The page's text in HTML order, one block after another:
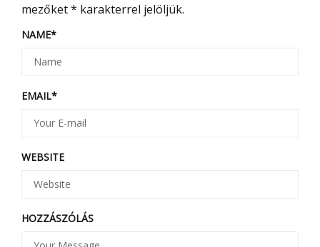
mezőket* karakterrel jelöljük.
NAME*
EMAIL*
WEBSITE
HOZZÁSZÓLÁS